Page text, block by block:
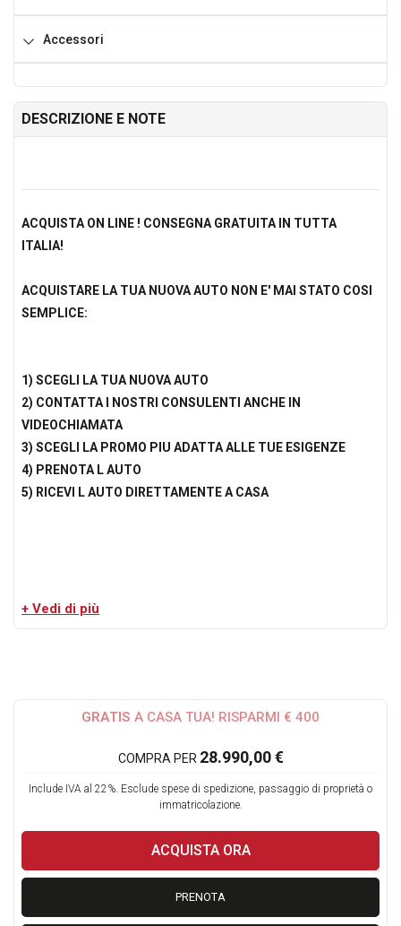
Accessori
DESCRIZIONE E NOTE
ACQUISTA ON LINE ! CONSEGNA GRATUITA IN TUTTA
ITALIA!
ACQUISTARE LA TUA NUOVA AUTO NON E' MAI STATO COSI
SEMPLICE:
1) SCEGLI LA TUA NUOVA AUTO
2) CONTATTA I NOSTRI CONSULENTI ANCHE IN
VIDEOCHIAMATA
3) SCEGLI LA PROMO PIU ADATTA ALLE TUE ESIGENZE
4) PRENOTA L AUTO
5) RICEVI L AUTO DIRETTAMENTE A CASA
Ecco i 6 motivi principali :
passo in tutte le fasi.
3) Veicoli certificati e selezionati
4) Garanzia sui nostri veicoli fino a 60 mesi
5) Puoi Finanziare la Tua Nuova auto
6) Formula Soddisfatto o rimborsato
7) Qualita' a 5 Stelle!
GRATIS A CASA TUA! RISPARMI € 400
COMPRA PER 28.990,00 €
Include IVA al 22%. Esclude spese di spedizione, passaggio di proprietà o
immatricolazione.
ACQUISTA ORA
PRENOTA